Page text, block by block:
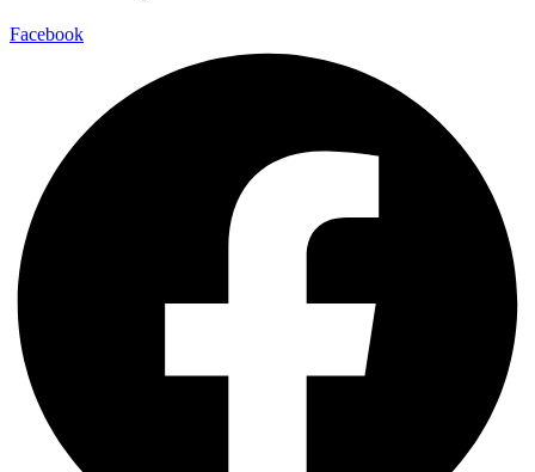
Facebook